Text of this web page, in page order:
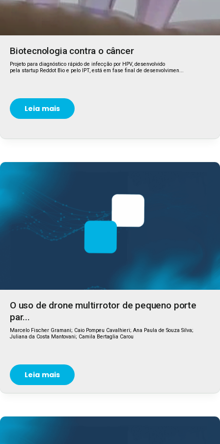
Biotecnologia contra o câncer
Projeto para diagnóstico rápido de infecção por HPV, desenvolvido
pela startup Reddot Bio e pelo IPT, está em fase final de desenvolvimen...
Leia mais
O uso de drone multirrotor de pequeno porte
par...
Marcelo Fischer Gramani; Caio Pompeu Cavalhieri; Ana Paula de Souza Silva;
Juliana da Costa Mantovani; Camila Bertaglia Carou
Leia mais